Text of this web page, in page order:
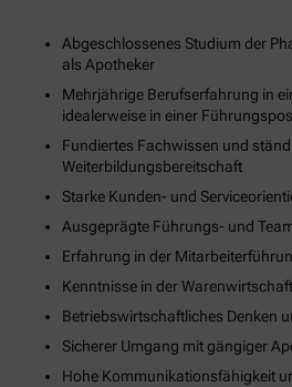
Abgeschlossenes Studium der
als Apotheker
Mehrjährige Berufserfahrung in
idealerweise in einer
Fundiertes Fachwissen und
Weiterbildungsbereitschaft
Starke Kunden- und
Ausgeprägte Führungs- und
Erfahrung in der
Kenntnisse in der
Betriebswirtschaftliches Denken
Sicherer Umgang mit gängiger
Hohe Kommunikationsfähigkeit